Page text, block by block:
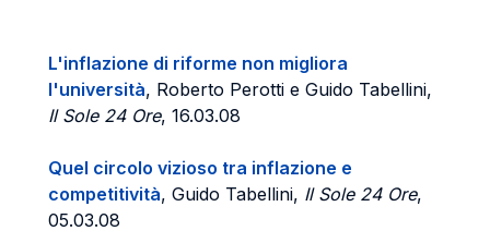
L'inflazione di riforme non migliora
l'università, Roberto Perotti e Guido Tabellini,
Il Sole 24 Ore, 16.03.08
Quel circolo vizioso tra inflazione e
competitività, Guido Tabellini, Il Sole 24 Ore,
05.03.08